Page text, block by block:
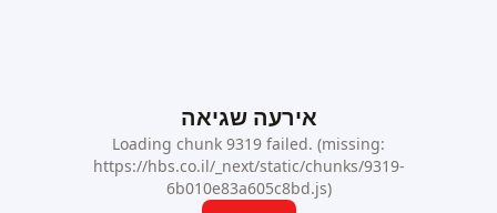
אירעה שגיאה
Loading chunk 9319 failed. (missing:
https://hbs.co.il/_next/static/chunks/9319-
6b010e83a605c8bd.js)